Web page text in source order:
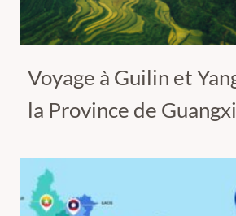
Voyage à Guilin et
la Province de Guangxi